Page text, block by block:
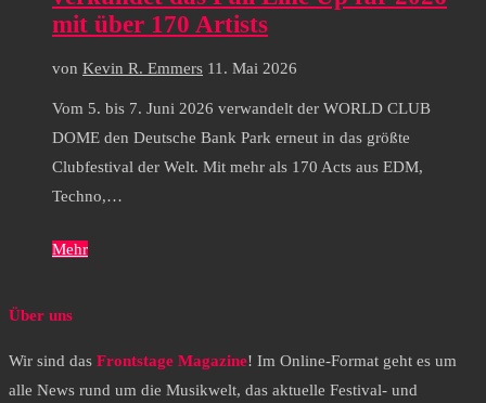
mit über 170 Artists
von Kevin R. Emmers 11. Mai 2026
Vom 5. bis 7. Juni 2026 verwandelt der WORLD CLUB
DOME den Deutsche Bank Park erneut in das größte
Clubfestival der Welt. Mit mehr als 170 Acts aus EDM,
Techno,…
Mehr
Über uns
Wir sind das Frontstage Magazine! Im Online-Format geht es um
alle News rund um die Musikwelt, das aktuelle Festival- und